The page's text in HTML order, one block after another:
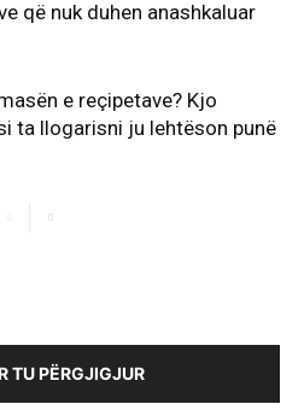
që nuk duhen anashkaluar
e reçipetave? Kjo
ta llogarisni ju lehtëson punë
TU PËRGJIGJUR